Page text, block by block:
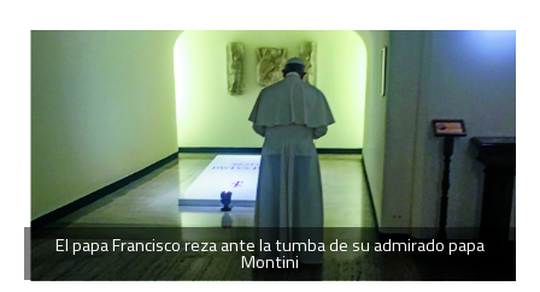
El papa Francisco reza ante la tumba de su admirado papa
Montini